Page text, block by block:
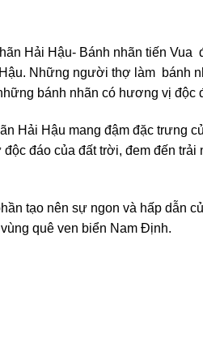
Hải Hậu- Bánh nhãn tiến
Những người thợ làm bánh
bánh nhãn có hương vị độc
Hải Hậu mang đậm đặc trưng
đáo của đất trời, đem đến
tạo nên sự ngon và hấp dẫn
quê ven biển Nam Định.